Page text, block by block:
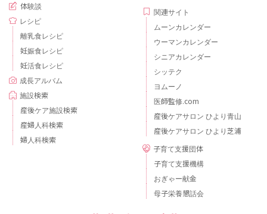
体験談
レシピ
離乳食レシピ
妊娠食レシピ
妊活食レシピ
成長アルバム
施設検索
産後ケア施設検索
産婦人科検索
婦人科検索
関連サイト
ムーンカレンダー
ウーマンカレンダー
シニアカレンダー
シッテク
ヨムーノ
医師監修.com
産後ケアサロン ひより青山
産後ケアサロン ひより芝浦
子育て支援団体
子育て支援機構
おぎゃー献金
母子栄養懇話会